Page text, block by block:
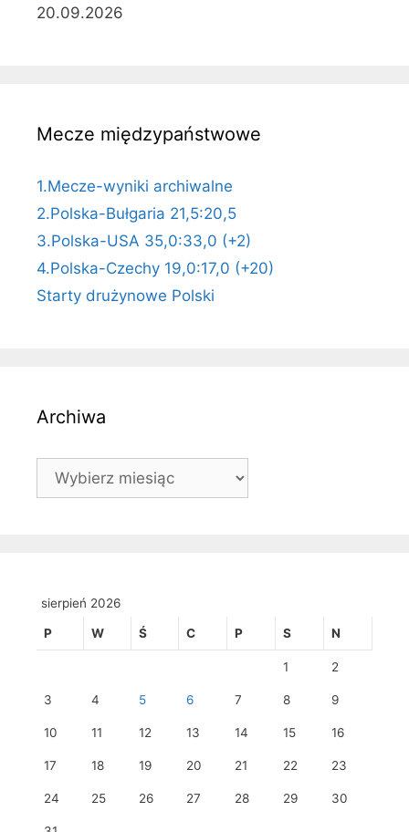
20.09.2026
Mecze międzypaństwowe
1.Mecze-wyniki archiwalne
2.Polska-Bułgaria 21,5:20,5
3.Polska-USA 35,0:33,0 (+2)
4.Polska-Czechy 19,0:17,0 (+20)
Starty drużynowe Polski
Archiwa
Archiwa
sierpień 2026
P W Ś C P S N
1 2
3 4 5 6 7 8 9
10 11 12 13 14 15 16
17 18 19 20 21 22 23
24 25 26 27 28 29 30